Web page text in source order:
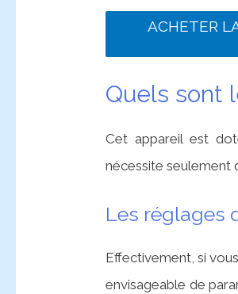
ACHETER
Quels sont
Cet appareil est
nécessite seulement
Les réglages
Effectivement, si
envisageable de